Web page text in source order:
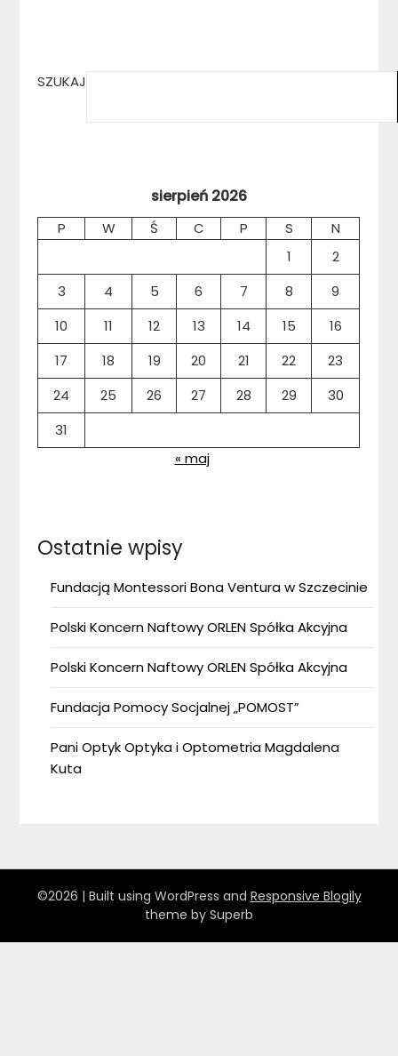
SZUKAJ
sierpień 2026
P W Ś C P S
N
1
2
3
4 5 6 7 8
9
10
11 12 13 14 15
16
17
18 19 20 21 22
23
24
25 26 27 28 29
30
31
« maj
Ostatnie wpisy
Fundacją Montessori Bona Ventura w Szczecinie
Polski Koncern Naftowy ORLEN Spółka Akcyjna
Polski Koncern Naftowy ORLEN Spółka Akcyjna
Fundacja Pomocy Socjalnej „POMOST”
Pani Optyk Optyka i Optometria Magdalena
Kuta
©2026 | Built using WordPress and Responsive Blogily
theme by Superb